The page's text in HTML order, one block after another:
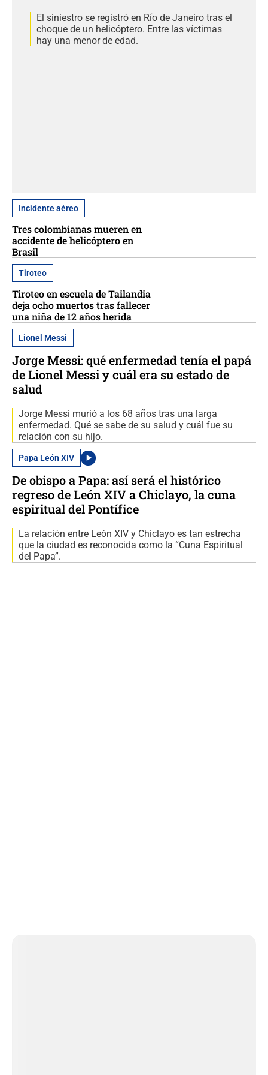
El siniestro se registró en Río de Janeiro tras el
choque de un helicóptero. Entre las víctimas
hay una menor de edad.
Incidente aéreo
Tres colombianas mueren en
accidente de helicóptero en
Brasil
Tiroteo
Tiroteo en escuela de Tailandia
deja ocho muertos tras fallecer
una niña de 12 años herida
Lionel Messi
Jorge Messi: qué enfermedad tenía el papá
de Lionel Messi y cuál era su estado de
salud
Jorge Messi murió a los 68 años tras una larga
enfermedad. Qué se sabe de su salud y cuál fue su
relación con su hijo.
Papa León XIV
De obispo a Papa: así será el histórico
regreso de León XIV a Chiclayo, la cuna
espiritual del Pontífice
La relación entre León XIV y Chiclayo es tan estrecha
que la ciudad es reconocida como la “Cuna Espiritual
del Papa”.